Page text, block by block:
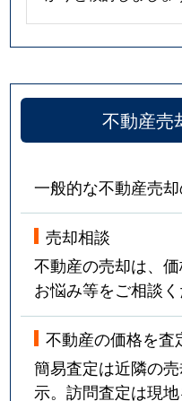
不動産売
一般的な不動産売却
売却相談
不動産の売却は、
お悩み等をご相談く
不動産の価格を査
簡易査定は近隣の
示。訪問査定は現